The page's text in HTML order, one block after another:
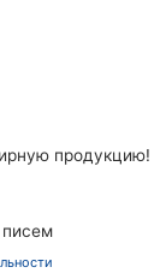
продукцию!
писем